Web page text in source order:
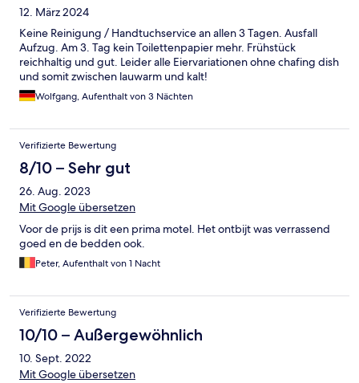
12. März 2024
Keine Reinigung / Handtuchservice an allen 3 Tagen. Ausfall
Aufzug. Am 3. Tag kein Toilettenpapier mehr. Frühstück
reichhaltig und gut. Leider alle Eiervariationen ohne chafing dish
und somit zwischen lauwarm und kalt!
Wolfgang, Aufenthalt von 3 Nächten
Verifizierte Bewertung
8/10 – Sehr gut
26. Aug. 2023
Mit Google übersetzen
Voor de prijs is dit een prima motel. Het ontbijt was verrassend
goed en de bedden ook.
Peter, Aufenthalt von 1 Nacht
Verifizierte Bewertung
10/10 – Außergewöhnlich
10. Sept. 2022
Mit Google übersetzen